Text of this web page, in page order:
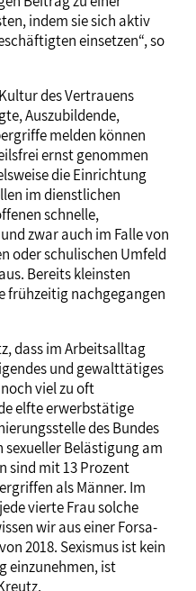
indem sie sich aktiv
einsetzen“, so
des Vertrauens
Auszubildende,
melden können
ernst genommen
die Einrichtung
im dienstlichen
schnelle,
zwar auch im Falle von
oder schulischen Umfeld
Bereits kleinsten
frühzeitig nachgegangen
dass im Arbeitsalltag
und gewalttätiges
viel zu oft
elfte erwerbstätige
des Bundes
Belästigung am
sind mit 13 Prozent
als Männer. Im
vierte Frau solche
wir aus einer Forsa-
2018. Sexismus ist kein
einzunehmen, ist